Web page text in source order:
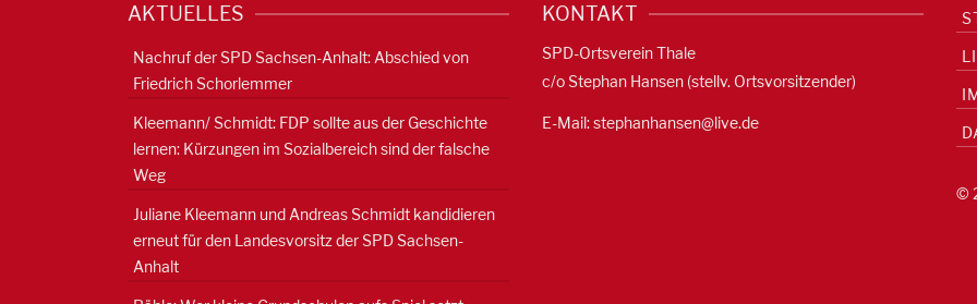
AKTUELLES
Nachruf der SPD Sachsen-Anhalt: Abschied von
Friedrich Schorlemmer
Kleemann/ Schmidt: FDP sollte aus der Geschichte
lernen: Kürzungen im Sozialbereich sind der falsche
Weg
Juliane Kleemann und Andreas Schmidt kandidieren
erneut für den Landesvorsitz der SPD Sachsen-
Anhalt
KONTAKT
SPD-Ortsverein Thale
c/o Stephan Hansen (stellv. Ortsvorsitzender)
E-Mail:stephanhansen@live.de
©